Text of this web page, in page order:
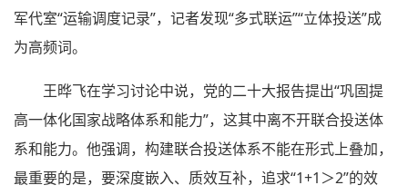
军代室“运输调度记录”，记者发现“多式联运”“立体投送”成
为高频词。
王晔飞在学习讨论中说，党的二十大报告提出“巩固提
高一体化国家战略体系和能力”，这其中离不开联合投送体
系和能力。他强调，构建联合投送体系不能在形式上叠加，
最重要的是，要深度嵌入、质效互补，追求“1+1＞2”的效